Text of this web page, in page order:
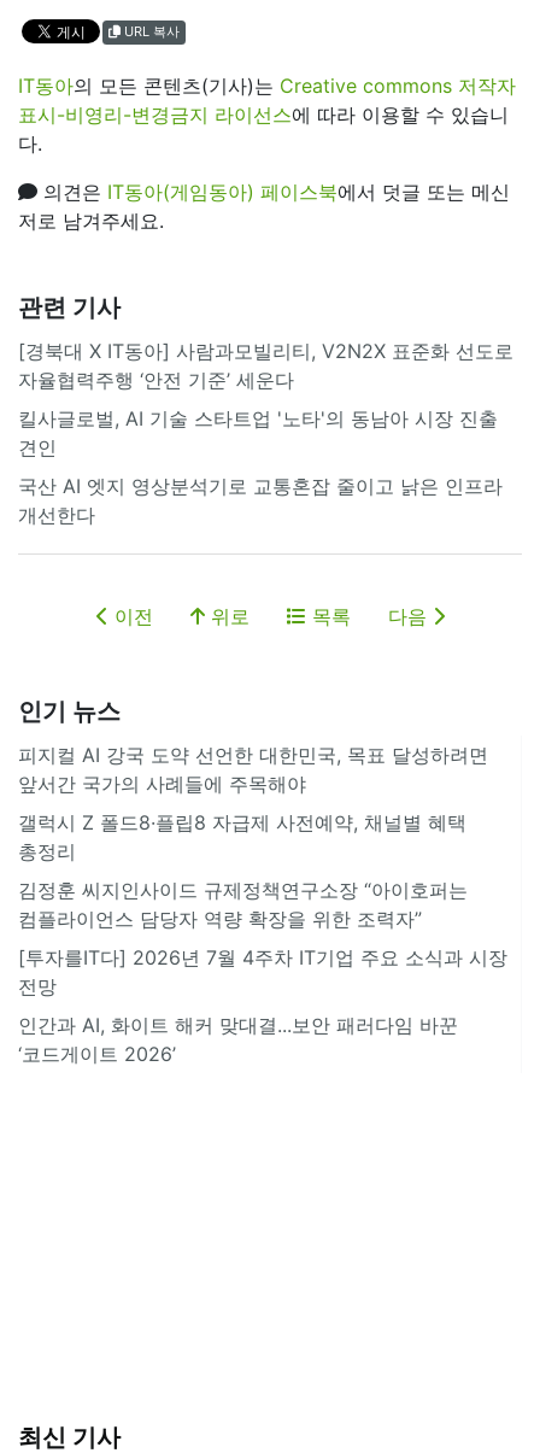
URL 복사
IT동아의 모든 콘텐츠(기사)는 Creative commons 저작자
표시-비영리-변경금지 라이선스에 따라 이용할 수 있습니
다.
의견은 IT동아(게임동아) 페이스북에서 덧글 또는 메신
저로 남겨주세요.
관련 기사
[경북대 X IT동아] 사람과모빌리티, V2N2X 표준화 선도로
자율협력주행 ‘안전 기준’ 세운다
킬사글로벌, AI 기술 스타트업 '노타'의 동남아 시장 진출
견인
국산 AI 엣지 영상분석기로 교통혼잡 줄이고 낡은 인프라
개선한다
이전 위로 목록 다음
인기 뉴스
피지컬 AI 강국 도약 선언한 대한민국, 목표 달성하려면
앞서간 국가의 사례들에 주목해야
갤럭시 Z 폴드8·플립8 자급제 사전예약, 채널별 혜택
총정리
김정훈 씨지인사이드 규제정책연구소장 “아이호퍼는
컴플라이언스 담당자 역량 확장을 위한 조력자”
[투자를IT다] 2026년 7월 4주차 IT기업 주요 소식과 시장
전망
인간과 AI, 화이트 해커 맞대결...보안 패러다임 바꾼
‘코드게이트 2026’
최신 기사